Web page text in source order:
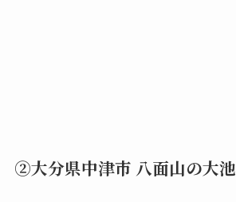
②大分県中津市 八面山の大池